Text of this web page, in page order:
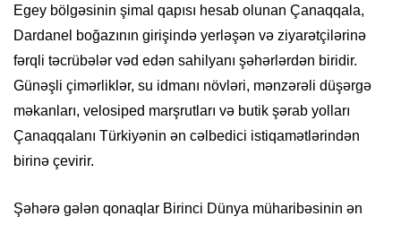
Egey bölgəsinin şimal qapısı hesab olunan Çanaqqala,
Dardanel boğazının girişində yerləşən və ziyarətçilərinə
fərqli təcrübələr vəd edən sahilyanı şəhərlərdən biridir.
Günəşli çimərliklər, su idmanı növləri, mənzərəli düşərgə
məkanları, velosiped marşrutları və butik şərab yolları
Çanaqqalanı Türkiyənin ən cəlbedici istiqamətlərindən
birinə çevirir.
Şəhərə gələn qonaqlar Birinci Dünya müharibəsinin ən